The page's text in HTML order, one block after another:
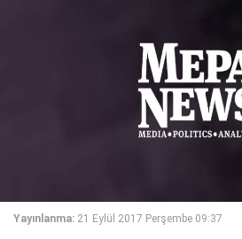
Yayınlanma: 21 Eylül 2017 Perşembe 09:37